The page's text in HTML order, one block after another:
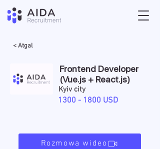
< Atgal
Frontend Developer
(Vue.js + React.js)
Kyiv city
1300 - 1800 USD
Rozmowa wideo